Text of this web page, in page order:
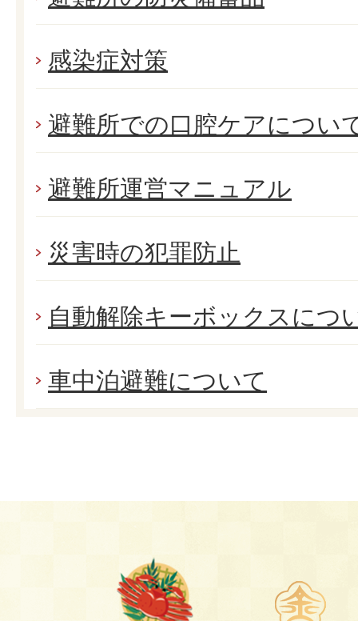
感染症対策
避難所での口腔ケアについ
避難所運営マニュアル
災害時の犯罪防止
自動解除キーボックスにつ
車中泊避難について